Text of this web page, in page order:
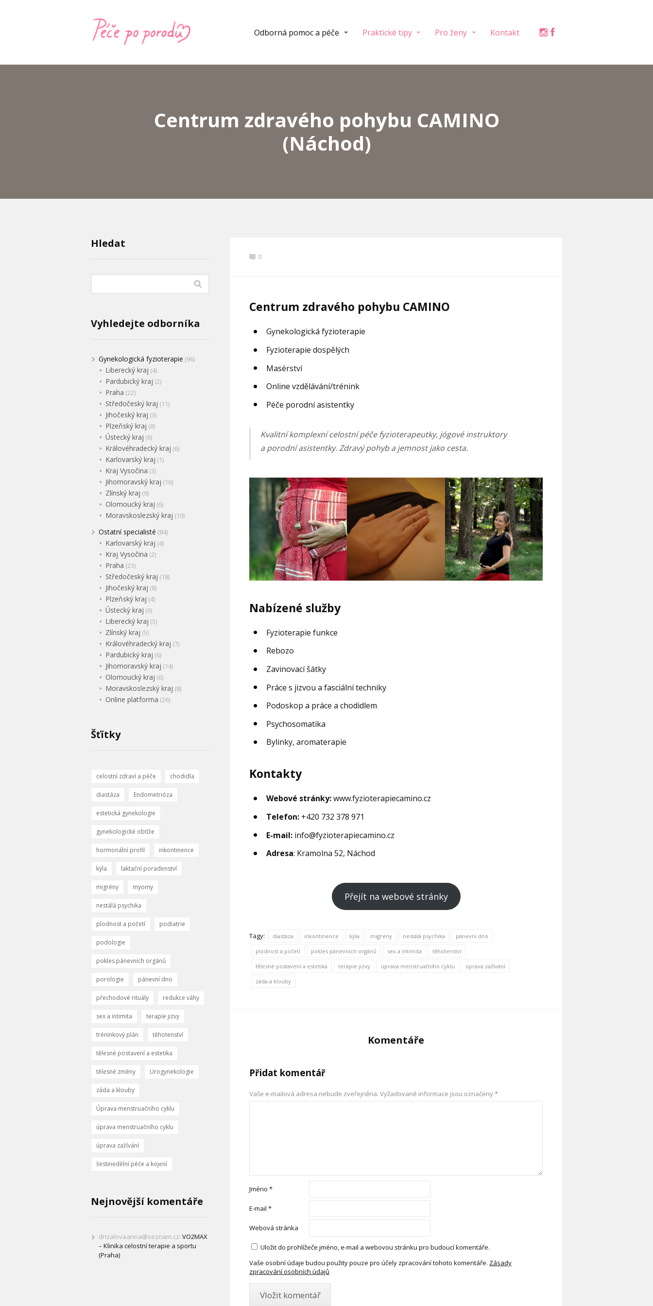
Odborná pomoc a péče Praktické tipy Pro ženy Kontakt
Centrum zdravého pohybu CAMINO
(Náchod)
0
Centrum zdravého pohybu CAMINO
Gynekologická fyzioterapie
Fyzioterapie dospělých
Masérství
Online vzdělávání/trénink
Péče porodní asistentky
Kvalitní komplexní celostní péče fyzioterapeutky, jógové instruktory
a porodní asistentky. Zdravý pohyb a jemnost jako cesta.
Nabízené služby
Fyzioterapie funkce
Rebozo
Zavinovací šátky
Práce s jizvou a fasciální techniky
Podoskop a práce a chodidlem
Psychosomatika
Bylinky, aromaterapie
Kontakty
Webové stránky:www.fyzioterapiecamino.cz
Telefon: +420 732 378 971
E-mail: info@fyzioterapiecamino.cz
Adresa: Kramolna 52, Náchod
Přejít na webové stránky
Tagy: diastáza inkontinence kýla migrény nestálá psychika pánevní dno
plodnost a početí pokles pánevních orgánů sex a intimita těhotenství
tělesné postavení a estetika terapie jizvy úprava menstruačního cyklu úprava zažívání
záda a klouby
Komentáře
Přidat komentář
Vaše e-mailová adresa nebude zveřejněna. Vyžadované informace jsou označeny*
Jméno*
E-mail*
Webová stránka
Uložit do prohlížeče jméno, e-mail a webovou stránku pro budoucí komentáře.
Vaše osobní údaje budou použity pouze pro účely zpracování tohoto komentáře. Zásady
zpracování osobních údajů
Hledat
Vyhledejte odborníka
Gynekologická fyzioterapie (96)
Liberecký kraj (4)
Pardubický kraj (2)
Praha (22)
Středočeský kraj (11)
Jihočeský kraj (3)
Plzeňský kraj (8)
Ústecký kraj (6)
Královéhradecký kraj (6)
Karlovarský kraj (1)
Kraj Vysočina (3)
Jihomoravský kraj (16)
Zlínský kraj (9)
Olomoucký kraj (6)
Moravskoslezský kraj (10)
Ostatní specialisté (84)
Karlovarský kraj (4)
Kraj Vysočina (2)
Praha (23)
Středočeský kraj (18)
Jihočeský kraj (8)
Plzeňský kraj (4)
Ústecký kraj (6)
Liberecký kraj (5)
Zlínský kraj (5)
Královéhradecký kraj (7)
Pardubický kraj (6)
Jihomoravský kraj (14)
Olomoucký kraj (6)
Moravskoslezský kraj (8)
Online platforma (26)
Šťítky
celostní zdraví a péče chodidla
diastáza Endometrióza
estetická gynekologie
gynekologické obtíže
hormonální profil inkontinence
kýla laktační poradenství
migrény myomy
nestálá psychika
plodnost a početí podiatrie
podologie
pokles pánevních orgánů
porologie pánevní dno
přechodové rituály redukce váhy
sex a intimita terapie jizvy
tréninkový plán těhotenství
tělesné postavení a estetika
tělesné změny Urogynekologie
záda a klouby
Úprava menstruačního cyklu
úprava menstruačního cyklu
úprava zažívání
šestinedělní péče a kojení
Nejnovější komentáře
drizalovaanna@seznam.cz: VO2MAX
– Klinika celostní terapie a sportu
(Praha)